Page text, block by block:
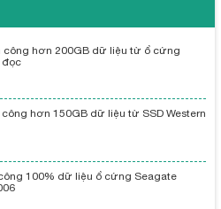
công hơn 200GB dữ liệu từ ổ cứng
đọc
hơn 150GB dữ liệu từ SSD Western
100% dữ liệu ổ cứng Seagate